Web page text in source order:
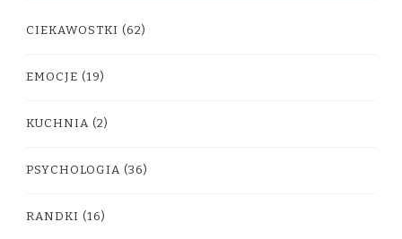
CIEKAWOSTKI (62)
EMOCJE (19)
KUCHNIA (2)
PSYCHOLOGIA (36)
RANDKI (16)